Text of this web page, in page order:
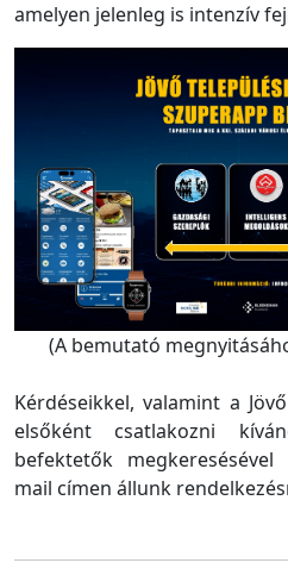
amelyen jelenleg is intenzív
(A bemutató
Kérdéseikkel, valamint a
elsőként csatlakozni
befektetők
mail címen állunk